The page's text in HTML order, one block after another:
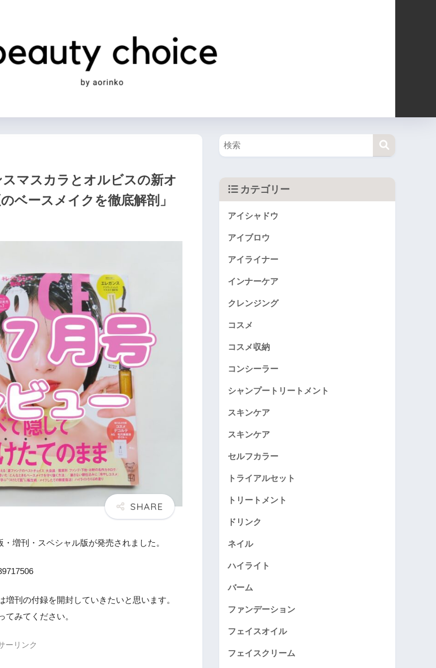
スマスカラとオルビスの新オ
ベースメイクを徹底解剖」
増刊・スペシャル版が発売されました。
刊の付録を開封していきたいと思います。
みてください。
ーリンク
カテゴリー
アイシャドウ
アイブロウ
アイライナー
インナーケア
クレンジング
コスメ
コスメ収納
コンシーラー
シャンプートリートメント
スキンケア
スキンケア
セルフカラー
トライアルセット
トリートメント
ドリンク
ネイル
ハイライト
バーム
ファンデーション
フェイスオイル
フェイスクリーム